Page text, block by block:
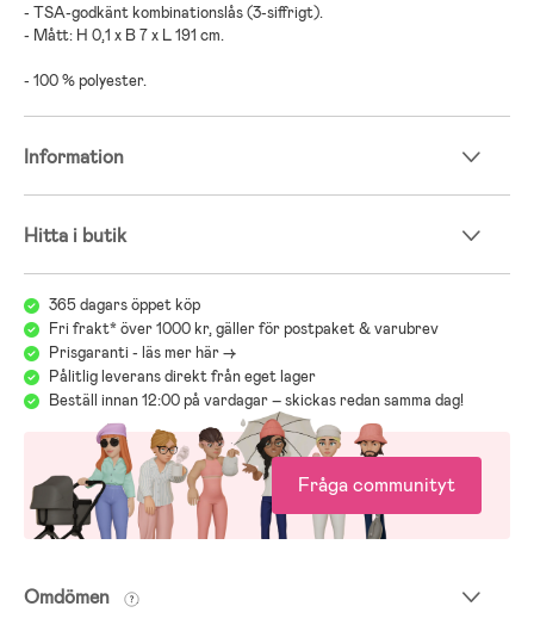
- TSA-godkänt kombinationslås (3-siffrigt).
- Mått: H 0,1 x B 7 x L 191 cm.
- 100 % polyester.
Information
Hitta i butik
365 dagars öppet köp
Fri frakt* över 1000 kr, gäller för postpaket & varubrev
Prisgaranti - läs mer här ->
Pålitlig leverans direkt från eget lager
Beställ innan 12:00 på vardagar – skickas redan samma dag!
Fråga communityt
Omdömen